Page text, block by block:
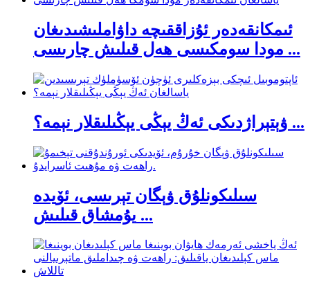
ئىمكانقەدەر ئۇزاققىچە داۋاملىشىدىغان
مودا سومكىسى ھەل قىلىش چارىسى ...
ۋېتېراژدىكى ئەڭ يېڭى يېڭىلىقلار نېمە؟ ...
سىلىكونلۇق ۋېگان تېرىسى، ئۆيدە
يۇمشاق قىلىش ...